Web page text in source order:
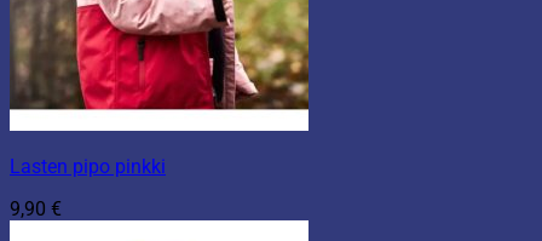
Lasten pipo pinkki
9,90 €